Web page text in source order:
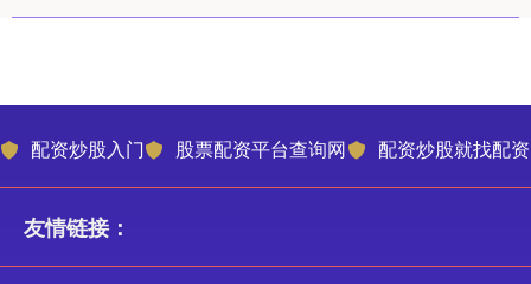
配资炒股入门 股票配资平台查询网 配资炒股就找配资
友情链接：